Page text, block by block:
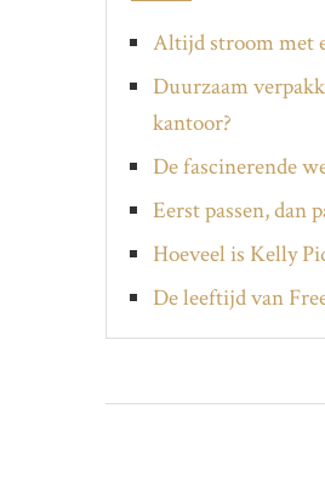
Altijd stroom met
Duurzaam
kantoor?
De fascinerende
Eerst passen, dan
Hoeveel is Kelly
De leeftijd van